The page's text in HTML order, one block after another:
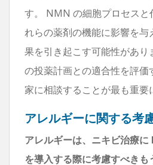
す。 NMN の細胞プロセスと
れらの薬剤の機能に影響を与
果を引き起こす可能性があ
の投薬計画との適合性を評価
家に相談することが最も重要
アレルギーに関する考
アレルギーは、ニキビ治療
を導入する際に考慮すべきも